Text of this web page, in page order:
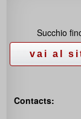
Succhio
Contacts: